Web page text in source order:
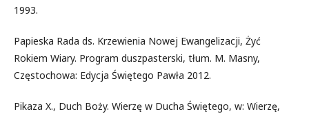
1993.
Papieska Rada ds. Krzewienia Nowej Ewangelizacji, Żyć
Rokiem Wiary. Program duszpasterski, tłum. M. Masny,
Częstochowa: Edycja Świętego Pawła 2012.
Pikaza X., Duch Boży. Wierzę w Ducha Świętego, w: Wierzę,